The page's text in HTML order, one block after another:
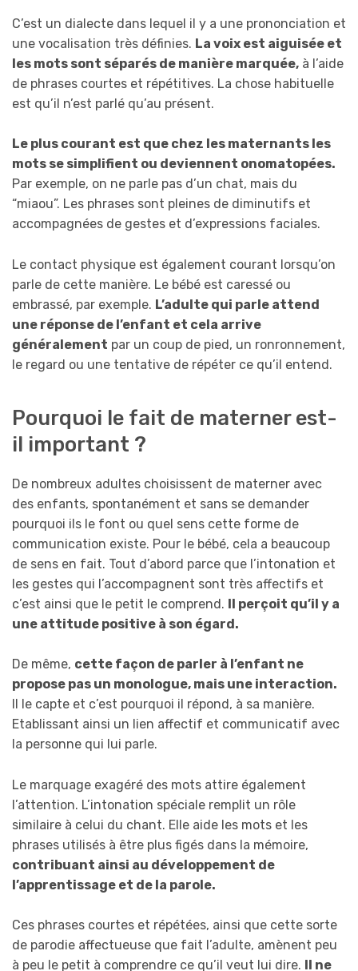
C’est un dialecte dans lequel il y a une prononciation et
une vocalisation très définies. La voix est aiguisée et
les mots sont séparés de manière marquée, à l’aide
de phrases courtes et répétitives. La chose habituelle
est qu’il n’est parlé qu’au présent.
Le plus courant est que chez les maternants les
mots se simplifient ou deviennent onomatopées.
Par exemple, on ne parle pas d’un chat, mais du
“miaou”. Les phrases sont pleines de diminutifs et
accompagnées de gestes et d’expressions faciales.
Le contact physique est également courant lorsqu’on
parle de cette manière. Le bébé est caressé ou
embrassé, par exemple. L’adulte qui parle attend
une réponse de l’enfant et cela arrive
généralement par un coup de pied, un ronronnement,
le regard ou une tentative de répéter ce qu’il entend.
Pourquoi le fait de materner est-
il important ?
De nombreux adultes choisissent de materner avec
des enfants, spontanément et sans se demander
pourquoi ils le font ou quel sens cette forme de
communication existe. Pour le bébé, cela a beaucoup
de sens en fait. Tout d’abord parce que l’intonation et
les gestes qui l’accompagnent sont très affectifs et
c’est ainsi que le petit le comprend. Il perçoit qu’il y a
une attitude positive à son égard.
De même, cette façon de parler à l’enfant ne
propose pas un monologue, mais une interaction.
Il le capte et c’est pourquoi il répond, à sa manière.
Etablissant ainsi un lien affectif et communicatif avec
la personne qui lui parle.
Le marquage exagéré des mots attire également
l’attention. L’intonation spéciale remplit un rôle
similaire à celui du chant. Elle aide les mots et les
phrases utilisés à être plus figés dans la mémoire,
contribuant ainsi au développement de
l’apprentissage et de la parole.
Ces phrases courtes et répétées, ainsi que cette sorte
de parodie affectueuse que fait l’adulte, amènent peu
à peu le petit à comprendre ce qu’il veut lui dire.
Il ne